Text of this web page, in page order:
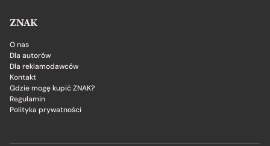
ZNAK
O nas
Dla autorów
Dla reklamodawców
Kontakt
Gdzie mogę kupić ZNAK?
Regulamin
Polityka prywatności